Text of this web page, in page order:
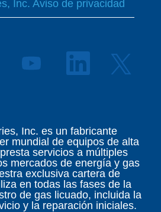
Inc. Aviso de privacidad
n
u
n
a
n
u
e
v
S
a
n
u
n
a
n
u
e
v
S
e
n
u
n
a
n
u
e
v
Inc. es un fabricante
mundial de equipos de alta
servicios a múltiples
mercados de energía y gas
exclusiva cartera de
en todas las fases de la
de gas licuado, incluida la
y la reparación iniciales.